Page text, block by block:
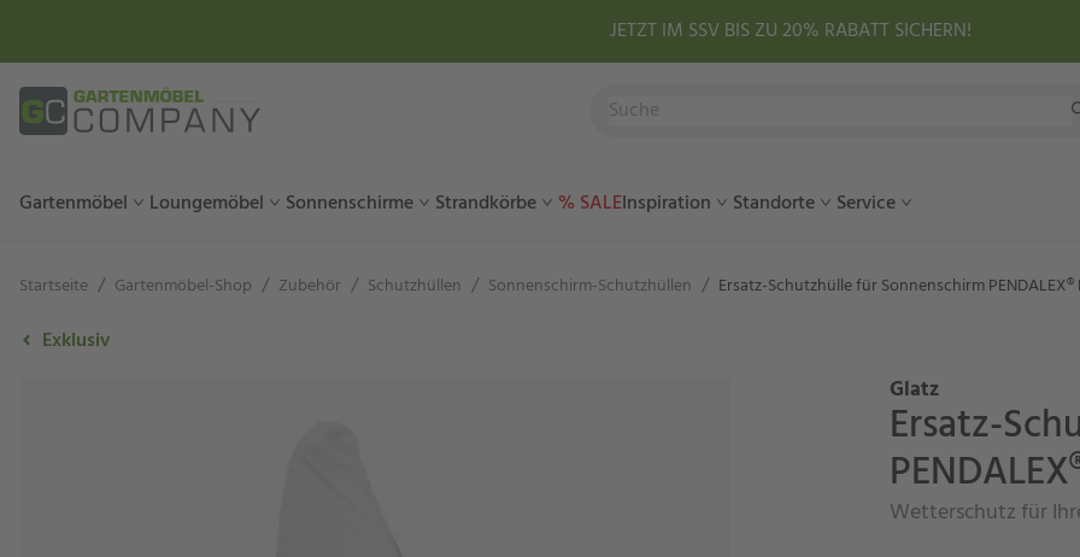
JETZT IM SSV BIS ZU 20% RABATT SICHERN!
Gartenmöbel Loungemöbel Sonnenschirme Strandkörbe % SALEInspiration Standorte Service
Startseite / Gartenmöbel-Shop / Zubehör / Schutzhüllen / Sonnenschirm-Schutzhüllen / Ersatz-Schutzhülle für Sonnenschirm PENDALEX®
Exklusiv
Glatz
Ersatz-
Wetterschutz für